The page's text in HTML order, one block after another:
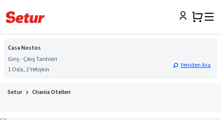
Casa Nostos
Giriş - Çıkış Tarihleri
1 Oda, 2 Yetişkin
Yeniden Ara
Setur Chania Otelleri